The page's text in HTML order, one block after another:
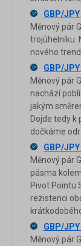
GBP/
Měnový pár
trojúhelníku.
nového
GBP/
Měnový pár
nachází
jakým
Dojde tedy
dočkáme
GBP/
Měnový pár
pásma
Pivot Pointu
rezistenci
GBP/
Měnový pár